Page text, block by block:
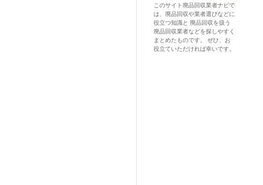
このサイト廃品回収業者ナビで
は、廃品回収や業者選びなどに
役立つ知識と 廃品回収を扱う
廃品回収業者などを探しやすく
まとめたものです。 ぜひ、お
役立ていただければ幸いです。